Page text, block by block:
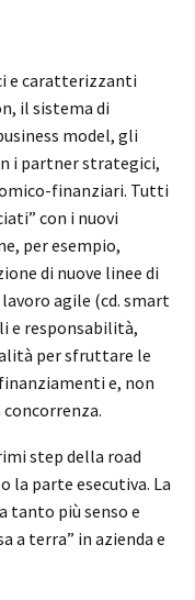
e caratterizzanti
il sistema di
model, gli
i partner strategici,
finanziari. Tutti
con i nuovi
per esempio,
di nuove linee di
agile (cd. smart
e responsabilità,
per sfruttare le
e, non
step della road
la parte esecutiva. La
tanto più senso e
a terra” in azienda e